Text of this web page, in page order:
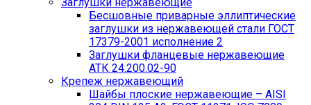
Бесшовные приварные эллиптические
заглушки из нержавеющей стали ГОСТ
17379-2001 исполнение 2
Заглушки фланцевые нержавеющие
АТК 24.200.02-90
Крепеж нержавеющий
Шайбы плоские нержавеющие – AISI